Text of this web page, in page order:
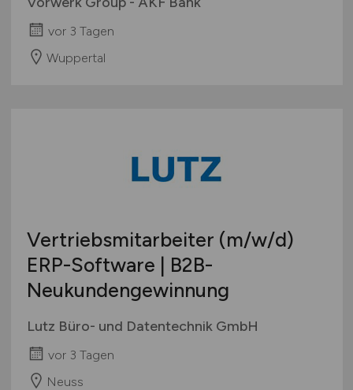
vor 3 Tagen
Wuppertal
Vertriebsmitarbeiter (m/w/d)
ERP-Software | B2B-
Neukundengewinnung
Lutz Büro- und Datentechnik GmbH
vor 3 Tagen
Neuss